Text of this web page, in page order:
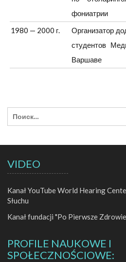
фониатрии
1980 — 2000 г.
Организатор
студентов
Варшаве
VIDEO
Kanał YouTube World Hearing
Słuchu
Kanał fundacji "Po Pierwsze
PROFILE NAUKOWE I
SPOŁECZNOŚCIOWE: